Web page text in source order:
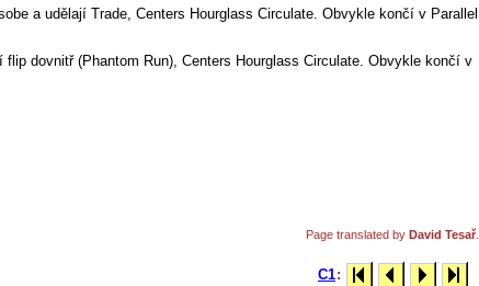
a udělají Trade, Centers Hourglass Circulate. Obvykle končí v Parallel
dovnitř (Phantom Run), Centers Hourglass Circulate. Obvykle končí v
Page translated by David Tesař
C1: